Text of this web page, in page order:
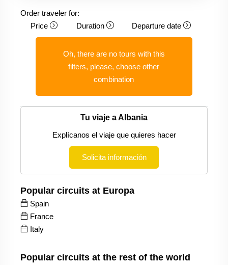
Order traveler for:
Price
Duration Departure date
Oh, there are no tours with this
filters, please, choose other
combination
Tu viaje a Albania
Explícanos el viaje que quieres hacer
Solicita información
Popular circuits at Europa
Spain
France
Italy
Popular circuits at the rest of the world